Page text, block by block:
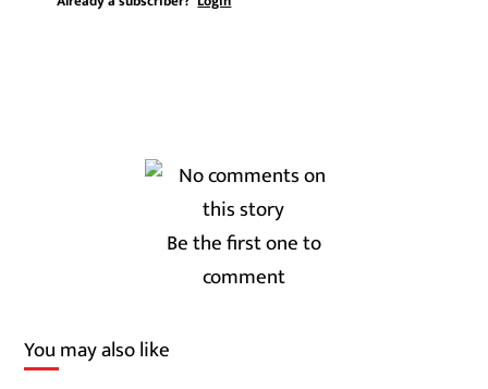
Be the first one to
comment
You may also like